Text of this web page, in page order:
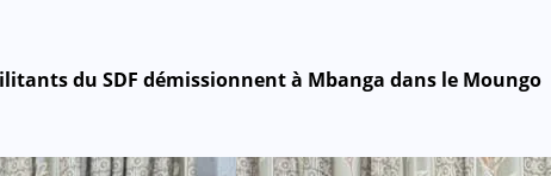
du SDF démissionnent à Mbanga dans le Moungo